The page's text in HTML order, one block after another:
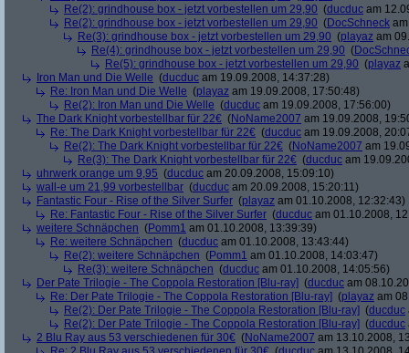
Re(2): grindhouse box - jetzt vorbestellen um 29,90 (ducduc am
Re(2): grindhouse box - jetzt vorbestellen um 29,90 (DocSchneck
Re(3): grindhouse box - jetzt vorbestellen um 29,90 (playaz am
Re(4): grindhouse box - jetzt vorbestellen um 29,90 (
Re(5): grindhouse box - jetzt vorbestellen um 29,90 (playaz
Iron Man und Die Welle (ducduc am 19.09.2008, 14:37:28)
Re: Iron Man und Die Welle (playaz am 19.09.2008, 17:50:48)
Re(2): Iron Man und Die Welle (ducduc am 19.09.2008, 17:56:00)
The Dark Knight vorbestellbar für 22€ (NoName2007 am 19.09.2008,
Re: The Dark Knight vorbestellbar für 22€ (ducduc am 19.09.2008,
Re(2): The Dark Knight vorbestellbar für 22€ (NoName2007 am
Re(3): The Dark Knight vorbestellbar für 22€ (ducduc am
uhrwerk orange um 9,95 (ducduc am 20.09.2008, 15:09:10)
wall-e um 21,99 vorbestellbar (ducduc am 20.09.2008, 15:20:11)
Fantastic Four - Rise of the Silver Surfer (playaz am 01.10.2008, 12:32:43)
Re: Fantastic Four - Rise of the Silver Surfer (ducduc am 01.10.2008,
weitere Schnäpchen (Pomm1 am 01.10.2008, 13:39:39)
Re: weitere Schnäpchen (ducduc am 01.10.2008, 13:43:44)
Re(2): weitere Schnäpchen (Pomm1 am 01.10.2008, 14:03:47)
Re(3): weitere Schnäpchen (ducduc am 01.10.2008, 14:05:56)
Der Pate Trilogie - The Coppola Restoration [Blu-ray] (ducduc am
Re: Der Pate Trilogie - The Coppola Restoration [Blu-ray] (playaz am
Re(2): Der Pate Trilogie - The Coppola Restoration [Blu-ray] (ducduc
Re(2): Der Pate Trilogie - The Coppola Restoration [Blu-ray] (ducduc
2 Blu Ray aus 53 verschiedenen für 30€ (NoName2007 am 13.10.2008,